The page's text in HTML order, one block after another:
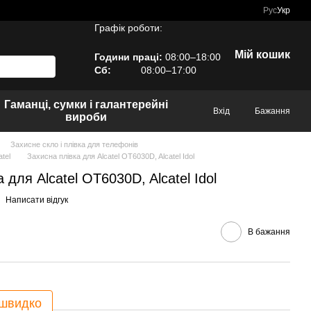
РусУкр
Графік роботи:
Години праці: 08:00–18:00
Сб:
08:00–17:00
Мій кошик
Гаманці, сумки і галантерейні
вироби
Вхід Бажання
Захисне скло і плівка для телефонів
Захисна плівка для Alcatel OT6030D, Alcatel Idol
для Alcatel OT6030D, Alcatel Idol
Написати відгук
В бажання